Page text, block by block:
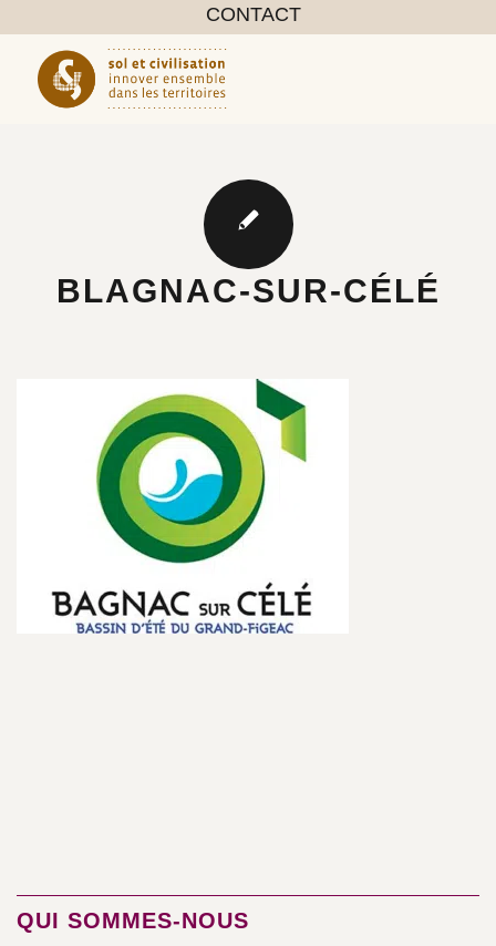
CONTACT
BLAGNAC-SUR-CÉLÉ
QUI SOMMES-NOUS